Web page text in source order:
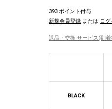
393 ポイント付与
新規会員登録 または ログ
返品・交換 サービス(到
BLACK